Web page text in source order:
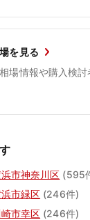
を見る
場情報や購入検
市神奈川区 (595
市緑区 (246件)
崎市幸区 (246件)